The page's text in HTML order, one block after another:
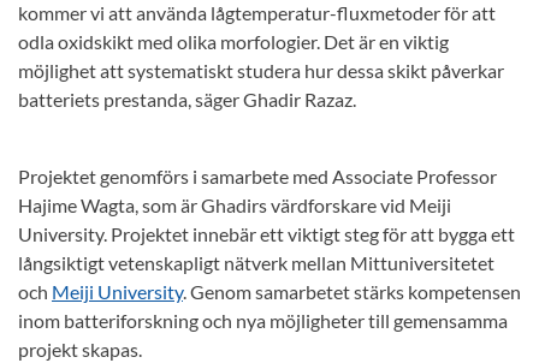
kommer vi att använda lågtemperatur-fluxmetoder för att
odla oxidskikt med olika morfologier. Det är en viktig
möjlighet att systematiskt studera hur dessa skikt påverkar
batteriets prestanda, säger Ghadir Razaz.
Projektet genomförs i samarbete med Associate Professor
Hajime Wagta, som är Ghadirs värdforskare vid Meiji
University. Projektet innebär ett viktigt steg för att bygga ett
långsiktigt vetenskapligt nätverk mellan Mittuniversitetet
och Meiji University. Genom samarbetet stärks kompetensen
inom batteriforskning och nya möjligheter till gemensamma
projekt skapas.